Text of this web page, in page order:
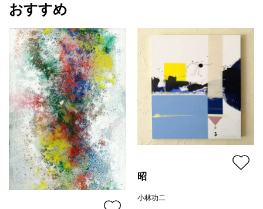
おすすめ
昭
小林功二